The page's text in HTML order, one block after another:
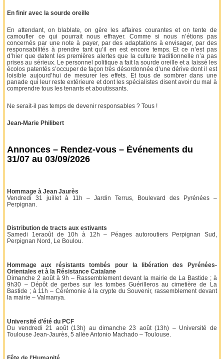
En finir avec la sourde oreille
En attendant, on blablate, on gère les affaires courantes et on tente de
camoufler ce qui pourrait nous effrayer. Comme si nous n’étions pas
concernés par une note à payer, par des adaptations à envisager, par des
responsabilités à prendre tant qu’il en est encore temps. Et ce n’est pas
d’hier que datent les premières alertes que la culture traditionnelle n’a pas
prises au sérieux. Le personnel politique a fait la sourde oreille et a laissé les
écolos patentés s’occuper de façon très désordonnée d’une dérive dont il est
loisible aujourd’hui de mesurer les effets. Et tous de sombrer dans une
panade qui leur reste extérieure et dont les spécialistes disent avoir du mal à
comprendre tous les tenants et aboutissants.
Ne serait-il pas temps de devenir responsables ? Tous !
Jean-Marie Philibert
Annonces – Rendez-vous – Événements du
31/07 au 03/09/2026
Hommage à Jean Jaurès
Vendredi 31 juillet à 11h – Jardin Terrus, Boulevard des Pyrénées –
Perpignan.
Distribution de tracts aux estivants
Samedi 1eraoût de 10h à 12h – Péages autoroutiers Perpignan Sud,
Perpignan Nord, Le Boulou.
Hommage aux résistants tombés pour la libération des Pyrénées-
Orientales et à la Résistance Catalane
Dimanche 2 août à 9h – Rassemblement devant la mairie de La Bastide ; à
9h30 – Dépôt de gerbes sur les tombes Guérilleros au cimetière de La
Bastide ; à 11h – Cérémonie à la crypte du Souvenir, rassemblement devant
la mairie – Valmanya.
Université d’été du PCF
Du vendredi 21 août (13h) au dimanche 23 août (13h) – Université de
Toulouse Jean-Jaurès, 5 allée Antonio Machado – Toulouse.